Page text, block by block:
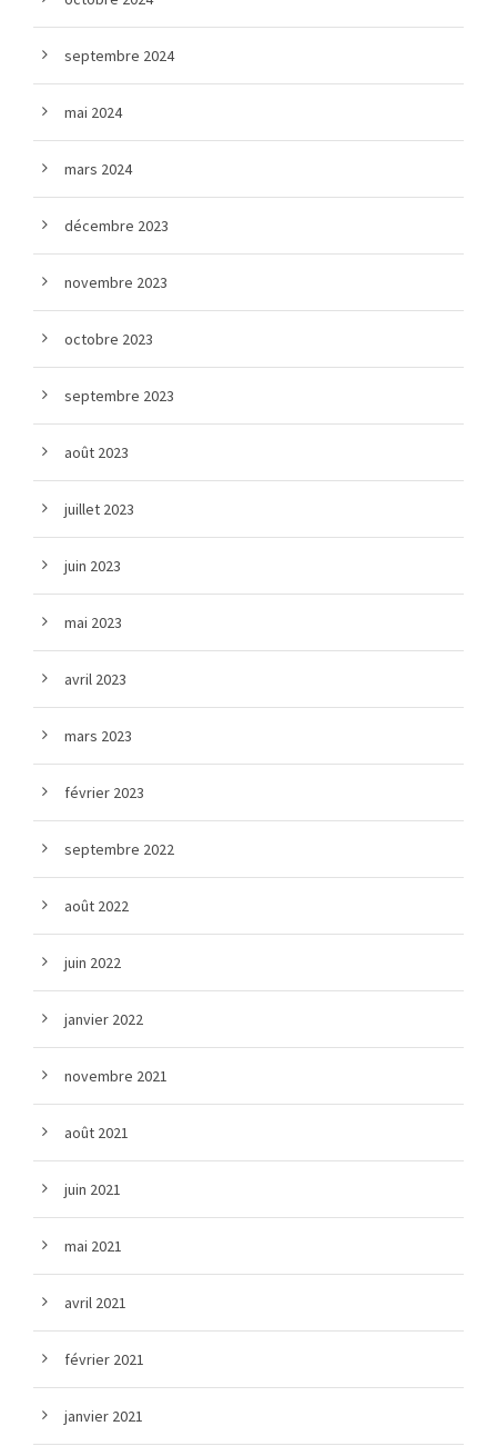
septembre 2024
mai 2024
mars 2024
décembre 2023
novembre 2023
octobre 2023
septembre 2023
août 2023
juillet 2023
juin 2023
mai 2023
avril 2023
mars 2023
février 2023
septembre 2022
août 2022
juin 2022
janvier 2022
novembre 2021
août 2021
juin 2021
mai 2021
avril 2021
février 2021
janvier 2021